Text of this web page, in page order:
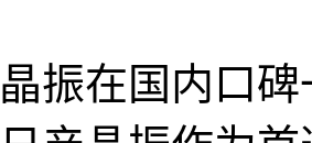
振在国内口